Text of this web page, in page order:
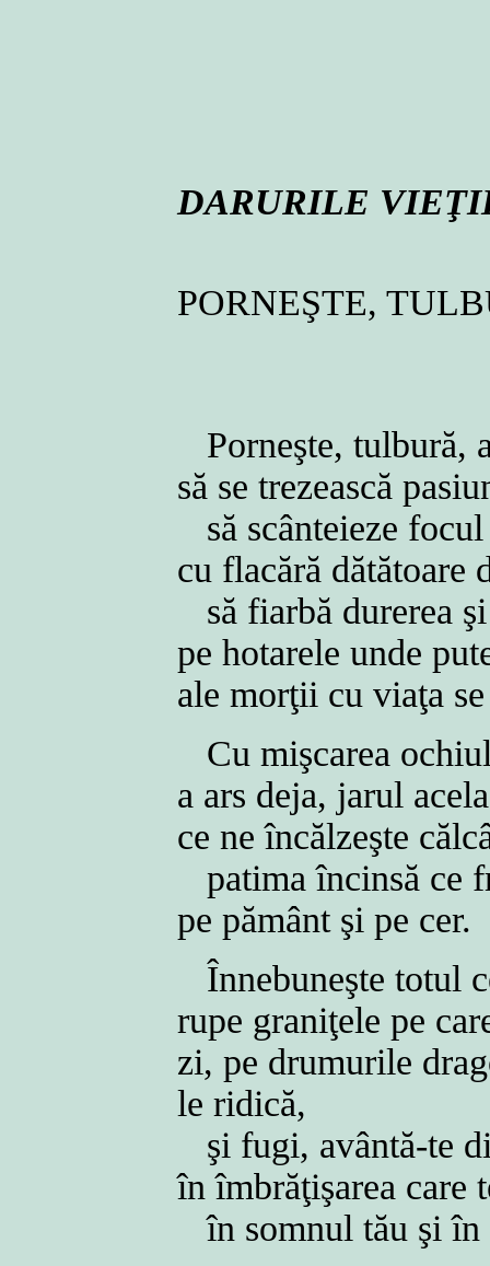
DARURILE
PORNEŞTE,
Porneşte, tulbură,
să se trezească
să scânteieze
cu flacără dătătoare
să fiarbă durerea
pe hotarele unde
ale morţii cu viaţa
Cu mişcarea
a ars deja, jarul
ce ne încălzeşte
patima încinsă ce
pe pământ şi pe cer.
Înnebuneşte totul
rupe graniţele pe
zi, pe drumurile
le ridică,
şi fugi, avântă-te
în îmbrăţişarea care
în somnul tău şi în